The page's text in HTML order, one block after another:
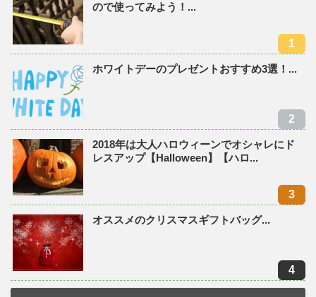
ので使ってみよう！...
ホワイトデーのプレゼントおすすめ3選！...
2018年は大人ハロウィーンでオシャレにド
レスアップ【Halloween】【ハロ...
オススメのクリスマスギフトバッグ...